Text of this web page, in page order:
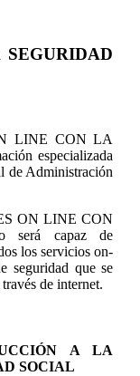
LINE CON LA
especializada
de Administración
ON LINE CON
será capaz de
los servicios on-
seguridad que se
de internet.
A LA
SOCIAL